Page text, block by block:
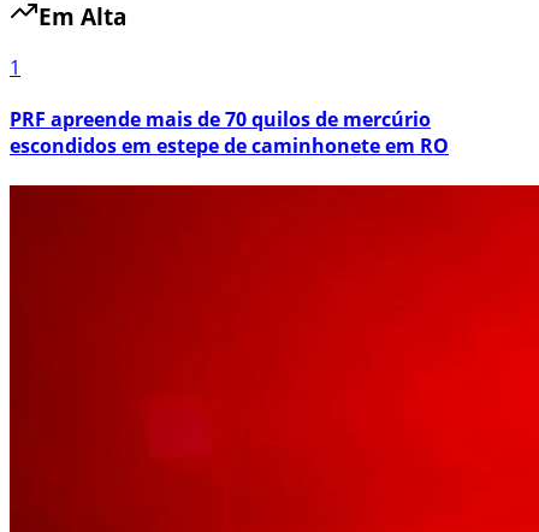
Em Alta
1
PRF apreende mais de 70 quilos de mercúrio
escondidos em estepe de caminhonete em RO